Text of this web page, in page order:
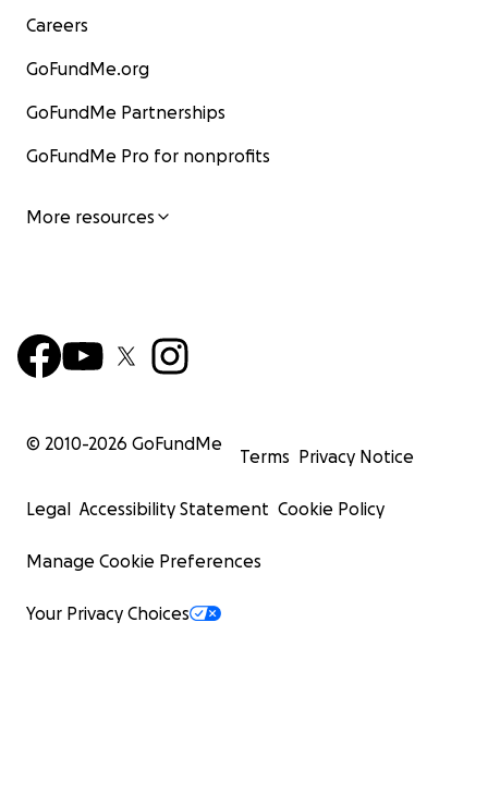
Careers
GoFundMe.org
GoFundMe Partnerships
GoFundMe Pro for nonprofits
More resources
© 2010-2026 GoFundMe
Terms Privacy Notice
Legal Accessibility Statement Cookie Policy
Manage Cookie Preferences
Your Privacy Choices